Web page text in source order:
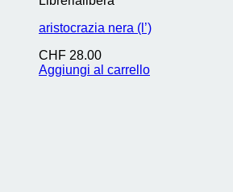
aristocrazia nera (l’)
CHF 28.00
Aggiungi al carrello